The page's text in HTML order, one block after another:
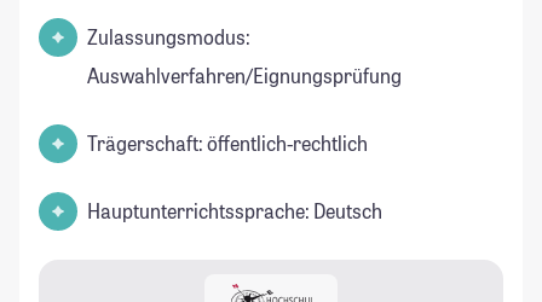
Zulassungsmodus:
Auswahlverfahren/Eignungsprüfung
Trägerschaft: öffentlich-rechtlich
Hauptunterrichtssprache: Deutsch